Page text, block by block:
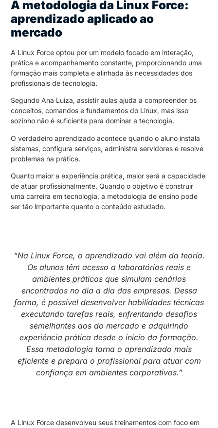
A metodologia da Linux Force:
aprendizado aplicado ao
mercado
A Linux Force optou por um modelo focado em interação,
prática e acompanhamento constante, proporcionando uma
formação mais completa e alinhada às necessidades dos
profissionais de tecnologia.
Segundo Ana Luiza, assistir aulas ajuda a compreender os
conceitos, comandos e fundamentos do Linux, mas isso
sozinho não é suficiente para dominar a tecnologia.
O verdadeiro aprendizado acontece quando o aluno instala
sistemas, configura serviços, administra servidores e resolve
problemas na prática.
Quanto maior a experiência prática, maior será a capacidade
de atuar profissionalmente. Quando o objetivo é construir
uma carreira em tecnologia, a metodologia de ensino pode
ser tão importante quanto o conteúdo estudado.
“Na Linux Force, o aprendizado vai além da teoria.
Os alunos têm acesso a laboratórios reais e
ambientes práticos que simulam cenários
encontrados no dia a dia das empresas. Dessa
forma, é possível desenvolver habilidades técnicas
executando tarefas reais, enfrentando desafios
semelhantes aos do mercado e adquirindo
experiência prática desde o início da formação.
Essa metodologia torna o aprendizado mais
eficiente e prepara o profissional para atuar com
confiança em ambientes corporativos.”
A Linux Force desenvolveu seus treinamentos com foco em